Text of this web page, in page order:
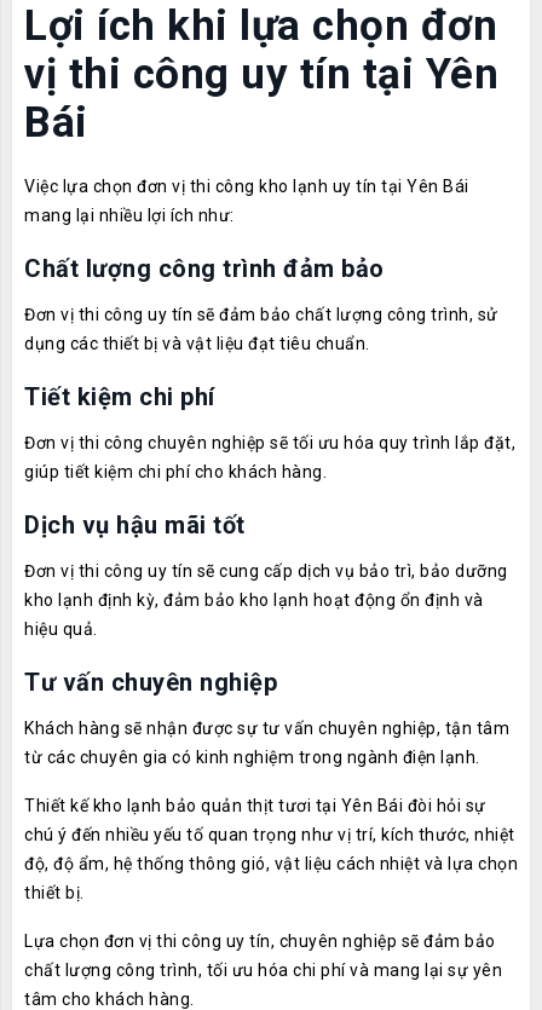
Lợi ích khi lựa chọn đơn
vị thi công uy tín tại Yên
Bái
Việc lựa chọn đơn vị thi công kho lạnh uy tín tại Yên Bái
mang lại nhiều lợi ích như:
Chất lượng công trình đảm bảo
Đơn vị thi công uy tín sẽ đảm bảo chất lượng công trình, sử
dụng các thiết bị và vật liệu đạt tiêu chuẩn.
Tiết kiệm chi phí
Đơn vị thi công chuyên nghiệp sẽ tối ưu hóa quy trình lắp đặt,
giúp tiết kiệm chi phí cho khách hàng.
Dịch vụ hậu mãi tốt
Đơn vị thi công uy tín sẽ cung cấp dịch vụ bảo trì, bảo dưỡng
kho lạnh định kỳ, đảm bảo kho lạnh hoạt động ổn định và
hiệu quả.
Tư vấn chuyên nghiệp
Khách hàng sẽ nhận được sự tư vấn chuyên nghiệp, tận tâm
từ các chuyên gia có kinh nghiệm trong ngành điện lạnh.
Thiết kế kho lạnh bảo quản thịt tươi tại Yên Bái đòi hỏi sự
chú ý đến nhiều yếu tố quan trọng như vị trí, kích thước, nhiệt
độ, độ ẩm, hệ thống thông gió, vật liệu cách nhiệt và lựa chọn
thiết bị.
Lựa chọn đơn vị thi công uy tín, chuyên nghiệp sẽ đảm bảo
chất lượng công trình, tối ưu hóa chi phí và mang lại sự yên
tâm cho khách hàng.